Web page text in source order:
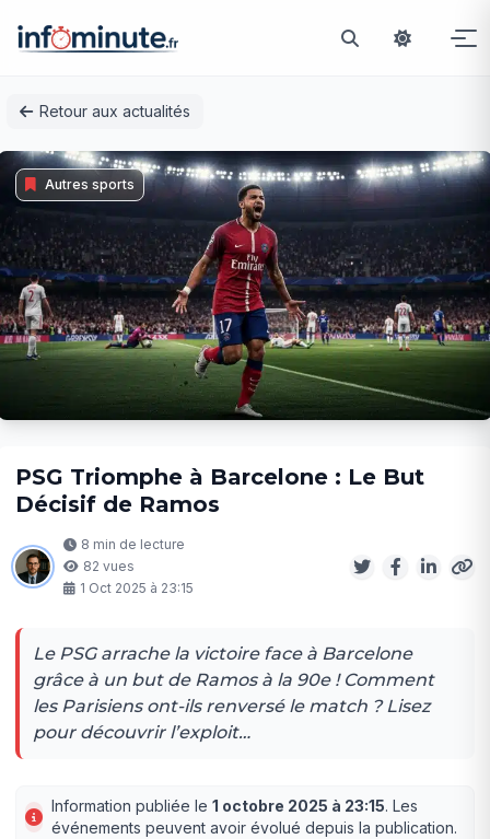
Retour aux actualités
Autres sports
PSG Triomphe à Barcelone : Le But
Décisif de Ramos
8 min de lecture
82 vues
1 Oct 2025 à 23:15
Le PSG arrache la victoire face à Barcelone
grâce à un but de Ramos à la 90e ! Comment
les Parisiens ont-ils renversé le match ? Lisez
pour découvrir l’exploit…
Information publiée le1 octobre 2025 à 23:15. Les
événements peuvent avoir évolué depuis la publication.